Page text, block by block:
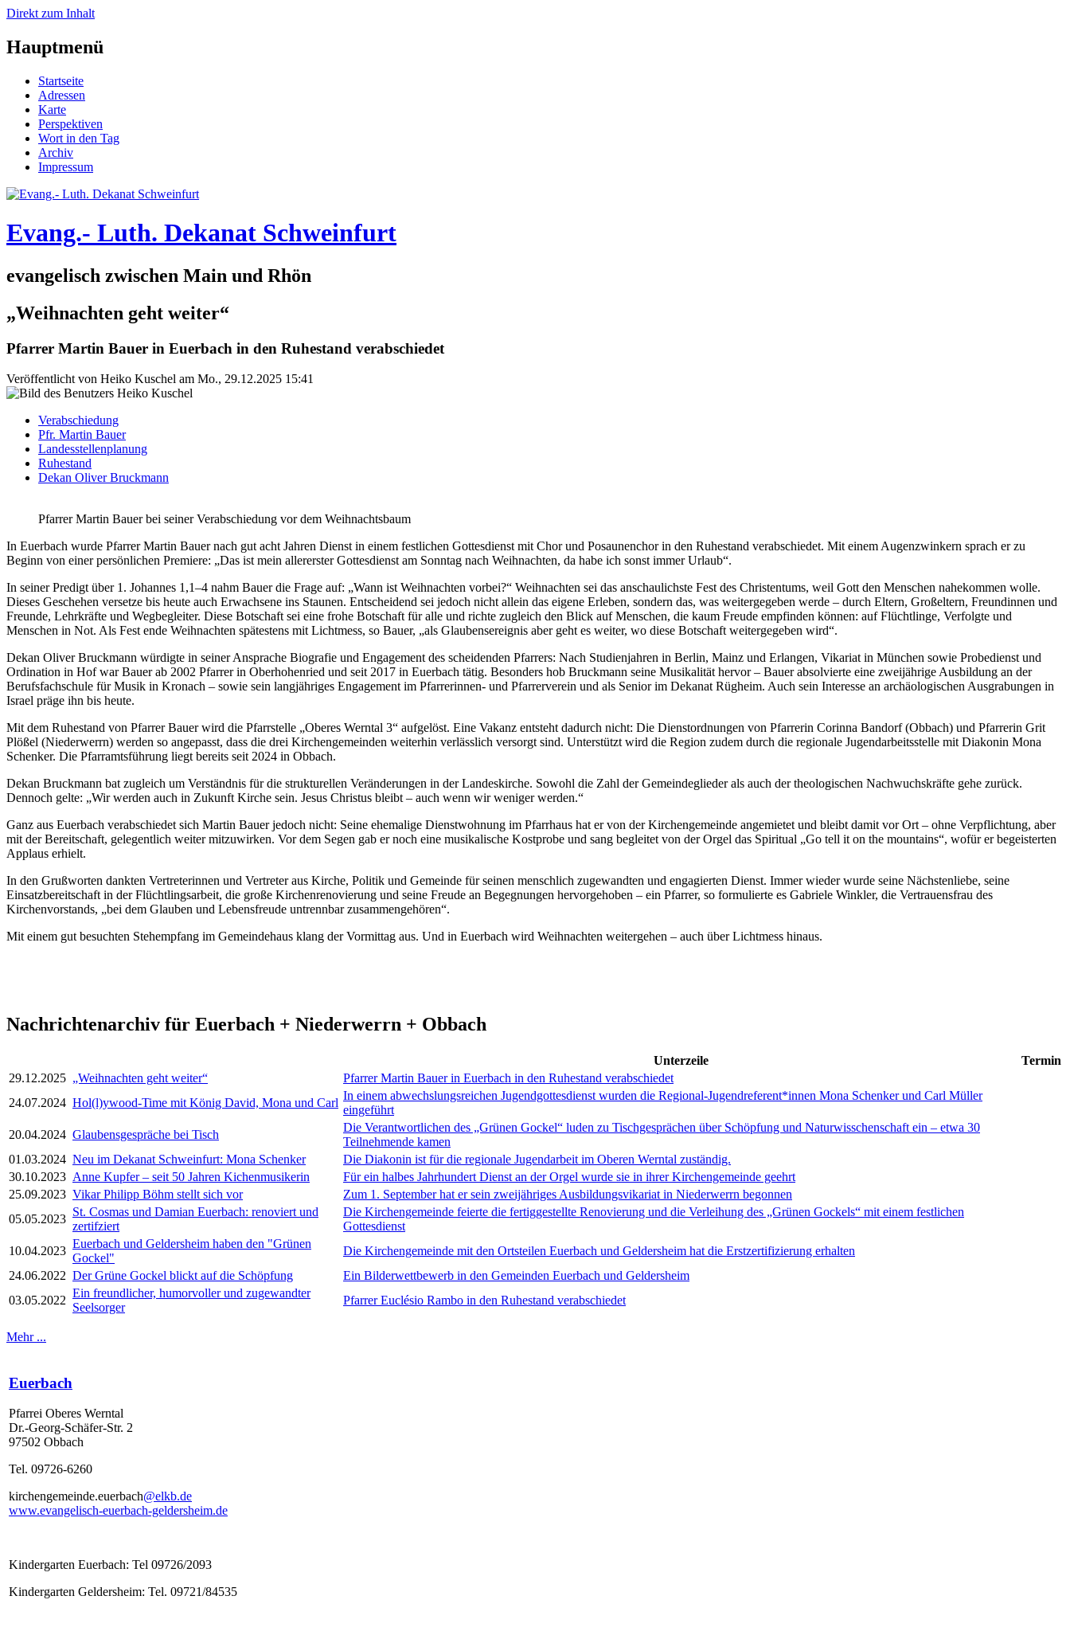
Direkt zum Inhalt
Hauptmenü
Startseite
Adressen
Karte
Perspektiven
Wort in den Tag
Archiv
Impressum
Evang.- Luth. Dekanat Schweinfurt
evangelisch zwischen Main und Rhön
„Weihnachten geht weiter“
Pfarrer Martin Bauer in Euerbach in den Ruhestand verabschiedet
Veröffentlicht von Heiko Kuschel am Mo., 29.12.2025 15:41
Verabschiedung
Pfr. Martin Bauer
Landesstellenplanung
Ruhestand
Dekan Oliver Bruckmann
Pfarrer Martin Bauer bei seiner Verabschiedung vor dem Weihnachtsbaum
In Euerbach wurde Pfarrer Martin Bauer nach gut acht Jahren Dienst in einem festlichen Gottesdienst mit Chor und Posaunenchor in den Ruhestand verabschiedet. Mit einem Augenzwinkern sprach er zu
Beginn von einer persönlichen Premiere: „Das ist mein allererster Gottesdienst am Sonntag nach Weihnachten, da habe ich sonst immer Urlaub“.
In seiner Predigt über 1. Johannes 1,1–4 nahm Bauer die Frage auf: „Wann ist Weihnachten vorbei?“ Weihnachten sei das anschaulichste Fest des Christentums, weil Gott den Menschen nahekommen wolle.
Dieses Geschehen versetze bis heute auch Erwachsene ins Staunen. Entscheidend sei jedoch nicht allein das eigene Erleben, sondern das, was weitergegeben werde – durch Eltern, Großeltern, Freundinnen und
Freunde, Lehrkräfte und Wegbegleiter. Diese Botschaft sei eine frohe Botschaft für alle und richte zugleich den Blick auf Menschen, die kaum Freude empfinden können: auf Flüchtlinge, Verfolgte und
Menschen in Not. Als Fest ende Weihnachten spätestens mit Lichtmess, so Bauer, „als Glaubensereignis aber geht es weiter, wo diese Botschaft weitergegeben wird“.
Dekan Oliver Bruckmann würdigte in seiner Ansprache Biografie und Engagement des scheidenden Pfarrers: Nach Studienjahren in Berlin, Mainz und Erlangen, Vikariat in München sowie Probedienst und
Ordination in Hof war Bauer ab 2002 Pfarrer in Oberhohenried und seit 2017 in Euerbach tätig. Besonders hob Bruckmann seine Musikalität hervor – Bauer absolvierte eine zweijährige Ausbildung an der
Berufsfachschule für Musik in Kronach – sowie sein langjähriges Engagement im Pfarrerinnen- und Pfarrerverein und als Senior im Dekanat Rügheim. Auch sein Interesse an archäologischen Ausgrabungen in
Israel präge ihn bis heute.
Mit dem Ruhestand von Pfarrer Bauer wird die Pfarrstelle „Oberes Werntal 3“ aufgelöst. Eine Vakanz entsteht dadurch nicht: Die Dienstordnungen von Pfarrerin Corinna Bandorf (Obbach) und Pfarrerin Grit
Plößel (Niederwerrn) werden so angepasst, dass die drei Kirchengemeinden weiterhin verlässlich versorgt sind. Unterstützt wird die Region zudem durch die regionale Jugendarbeitsstelle mit Diakonin Mona
Schenker. Die Pfarramtsführung liegt bereits seit 2024 in Obbach.
Dekan Bruckmann bat zugleich um Verständnis für die strukturellen Veränderungen in der Landeskirche. Sowohl die Zahl der Gemeindeglieder als auch der theologischen Nachwuchskräfte gehe zurück.
Dennoch gelte: „Wir werden auch in Zukunft Kirche sein. Jesus Christus bleibt – auch wenn wir weniger werden.“
Ganz aus Euerbach verabschiedet sich Martin Bauer jedoch nicht: Seine ehemalige Dienstwohnung im Pfarrhaus hat er von der Kirchengemeinde angemietet und bleibt damit vor Ort – ohne Verpflichtung, aber
mit der Bereitschaft, gelegentlich weiter mitzuwirken. Vor dem Segen gab er noch eine musikalische Kostprobe und sang begleitet von der Orgel das Spiritual „Go tell it on the mountains“, wofür er begeisterten
Applaus erhielt.
In den Grußworten dankten Vertreterinnen und Vertreter aus Kirche, Politik und Gemeinde für seinen menschlich zugewandten und engagierten Dienst. Immer wieder wurde seine Nächstenliebe, seine
Einsatzbereitschaft in der Flüchtlingsarbeit, die große Kirchenrenovierung und seine Freude an Begegnungen hervorgehoben – ein Pfarrer, so formulierte es Gabriele Winkler, die Vertrauensfrau des
Kirchenvorstands, „bei dem Glauben und Lebensfreude untrennbar zusammengehören“.
Mit einem gut besuchten Stehempfang im Gemeindehaus klang der Vormittag aus. Und in Euerbach wird Weihnachten weitergehen – auch über Lichtmess hinaus.
Nachrichtenarchiv für Euerbach + Niederwerrn + Obbach
Unterzeile
Termin
29.12.2025 „Weihnachten geht weiter“
Pfarrer Martin Bauer in Euerbach in den Ruhestand verabschiedet
24.07.2024 Hol(l)ywood-Time mit König David, Mona und Carl
In einem abwechslungsreichen Jugendgottesdienst wurden die Regional-Jugendreferent*innen Mona Schenker und Carl Müller
eingeführt
20.04.2024 Glaubensgespräche bei Tisch
Die Verantwortlichen des „Grünen Gockel“ luden zu Tischgesprächen über Schöpfung und Naturwisschenschaft ein – etwa 30
Teilnehmende kamen
01.03.2024 Neu im Dekanat Schweinfurt: Mona Schenker
Die Diakonin ist für die regionale Jugendarbeit im Oberen Werntal zuständig.
30.10.2023 Anne Kupfer – seit 50 Jahren Kichenmusikerin
Für ein halbes Jahrhundert Dienst an der Orgel wurde sie in ihrer Kirchengemeinde geehrt
25.09.2023 Vikar Philipp Böhm stellt sich vor
Zum 1. September hat er sein zweijähriges Ausbildungsvikariat in Niederwerrn begonnen
05.05.2023
St. Cosmas und Damian Euerbach: renoviert und
zertifziert
Die Kirchengemeinde feierte die fertiggestellte Renovierung und die Verleihung des „Grünen Gockels“ mit einem festlichen
Gottesdienst
10.04.2023
Euerbach und Geldersheim haben den "Grünen
Gockel"
Die Kirchengemeinde mit den Ortsteilen Euerbach und Geldersheim hat die Erstzertifizierung erhalten
24.06.2022 Der Grüne Gockel blickt auf die Schöpfung
Ein Bilderwettbewerb in den Gemeinden Euerbach und Geldersheim
03.05.2022
Ein freundlicher, humorvoller und zugewandter
Seelsorger
Pfarrer Euclésio Rambo in den Ruhestand verabschiedet
Mehr ...
Euerbach
Pfarrei Oberes Werntal
Dr.-Georg-Schäfer-Str. 2
97502 Obbach
Tel. 09726-6260
kirchengemeinde.euerbach@elkb.de
www.evangelisch-euerbach-geldersheim.de
Kindergarten Euerbach: Tel 09726/2093
Kindergarten Geldersheim: Tel. 09721/84535